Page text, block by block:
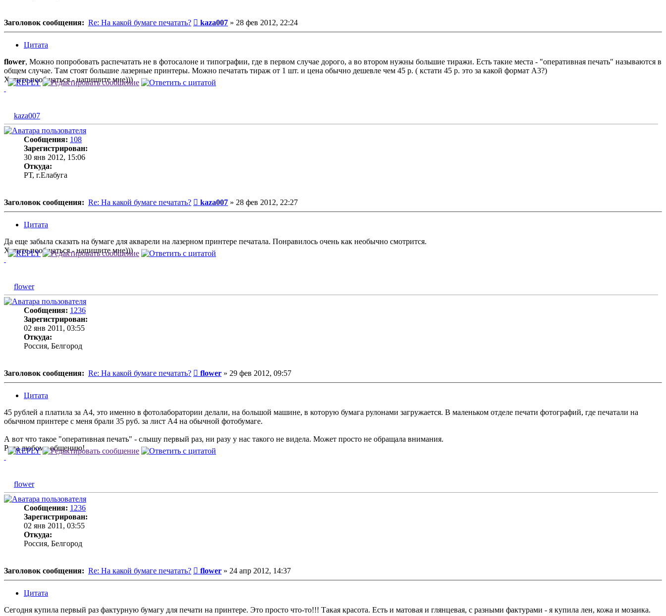
Заголовок сообщения: Re: На какой бумаге печатать? Сообщение
kaza007 » 28 фев 2012, 22:24
Цитата
flower, Можно попробовать распечатать не в фотосалоне и типографии, где в первом случае дорого, а во втором нужны большие тиражи. Есть такие места - "оперативная печать" называются в
общем случае. Там стоят большие лазерные принтеры. Можно печатать тираж от 1 шт. и цена обычно дешевле чем 45 р. ( кстати 45 р. это за какой формат А3?)
Хотите пообщаться - напишите мне)))
kaza007
Сообщения: 108
Зарегистрирован:
30 янв 2012, 15:06
Откуда:
РТ, г.Елабуга
Заголовок сообщения: Re: На какой бумаге печатать? Сообщение
kaza007 » 28 фев 2012, 22:27
Цитата
Да еще забыла сказать на бумаге для акварели на лазерном принтере печатала. Понравилось очень как необычно смотрится.
Хотите пообщаться - напишите мне)))
flower
Сообщения: 1236
Зарегистрирован:
02 янв 2011, 03:55
Откуда:
Россия, Белгород
Заголовок сообщения: Re: На какой бумаге печатать? Сообщение
flower » 29 фев 2012, 09:57
Цитата
45 рублей а платила за А4, это именно в фотолаборатории делали, на большой машине, в которую бумага рулонами загружается. В маленьком отделе печати фотографий, где печатали на
обычном принтере с меня брали 35 руб. за лист А4 на обычной фотобумаге.
А вот что такое "оперативная печать" - слышу первый раз, ни разу у нас такого не видела. Может просто не обращала внимания.
Рада любому общению!
flower
Сообщения: 1236
Зарегистрирован:
02 янв 2011, 03:55
Откуда:
Россия, Белгород
Заголовок сообщения: Re: На какой бумаге печатать? Сообщение
flower » 24 апр 2012, 14:37
Цитата
Сегодня купила первый раз фактурную бумагу для печати на принтере. Это просто что-то!!! Такая красота. Есть и матовая и глянцевая, с разными фактурами - я купила лен, кожа и мозаика.